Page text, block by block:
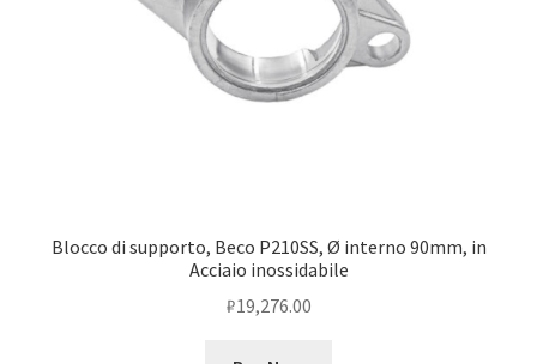
Blocco di supporto, Beco P210SS, Ø interno 90mm, in
Acciaio inossidabile
₽19,276.00